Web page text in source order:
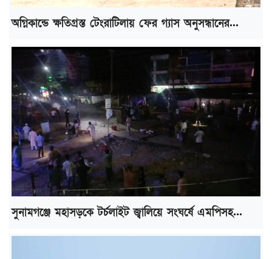
অগ্নিকান্ডে ক্ষতিগ্রস্ত টেংরাটিলায় ফের গ্যাস অনুসন্ধানের...
সুনামগঞ্জে মহাসড়কে টর্চলাইট জ্বালিয়ে সংঘর্ষে এমপিসহ...